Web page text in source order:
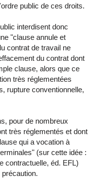
public de ces droits.
interdisent donc
"clause annule et
contrat de travail ne
du contrat dont
clause, alors que ce
très réglementées
rupture conventionnelle,
pour de nombreux
très réglementés et dont
qui a vocation à
(sur cette idée :
contractuelle, éd. EFL)